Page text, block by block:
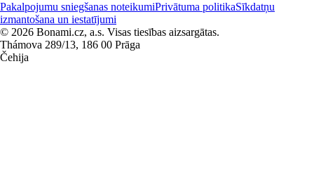
Pakalpojumu sniegšanas noteikumiPrivātuma politikaSīkdatņu
izmantošana un iestatījumi
© 2026 Bonami.cz, a.s. Visas tiesības aizsargātas.
Thámova 289/13, 186 00 Prāga
Čehija